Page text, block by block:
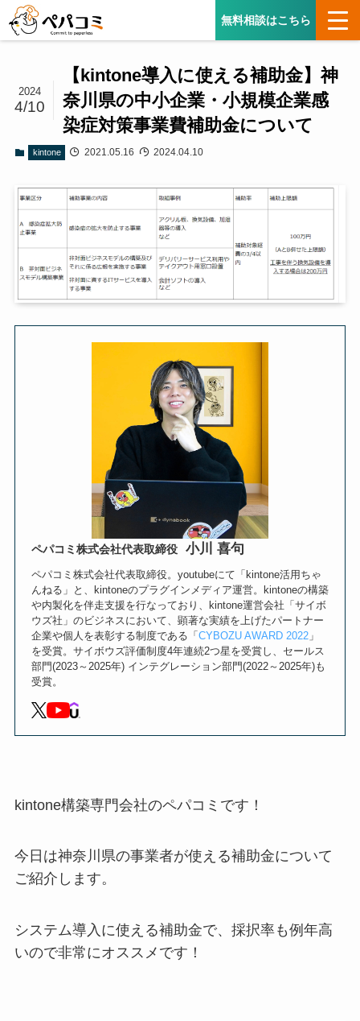
無料相談はこちら
【kintone導入に使える補助金】神
奈川県の中小企業・小規模企業感
染症対策事業費補助金について
2024
4/10
kintone 2021.05.16 2024.04.10
ペパコミ株式会社代表取締役 小川 喜句
ペパコミ株式会社代表取締役。youtubeにて「kintone活用ちゃ
んねる」と、kintoneのプラグインメディア運営。kintoneの構築
や内製化を伴走支援を行なっており、kintone運営会社「サイボ
ウズ社」のビジネスにおいて、顕著な実績を上げたパートナー
企業や個人を表彰する制度である「 CYBOZU AWARD 2022」
を受賞。サイボウズ評価制度4年連続2つ星を受賞し、セールス
部門(2023～2025年) インテグレーション部門(2022～2025年)も
受賞。
kintone構築専門会社のペパコミです！
今日は神奈川県の事業者が使える補助金について
ご紹介します。
システム導入に使える補助金で、採択率も例年高
いので非常にオススメです！